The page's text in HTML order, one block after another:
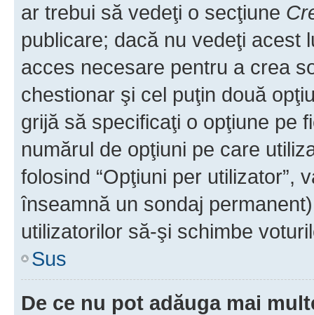
ar trebui să vedeţi o secţiune
publicare; dacă nu vedeţi acest
acces necesare pentru a crea
chestionar şi cel puţin două
grijă să specificaţi o opţiune pe
numărul de opţiuni pe care
folosind “Opţiuni per utilizator”,
înseamnă un sondaj
utilizatorilor să-şi schimbe
Sus
De ce nu pot adăuga mai